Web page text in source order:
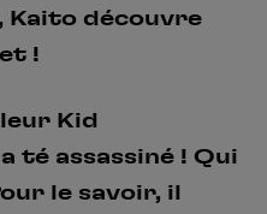
Kaito découvre
!
Kid
té assassiné ! Qui
le savoir, il